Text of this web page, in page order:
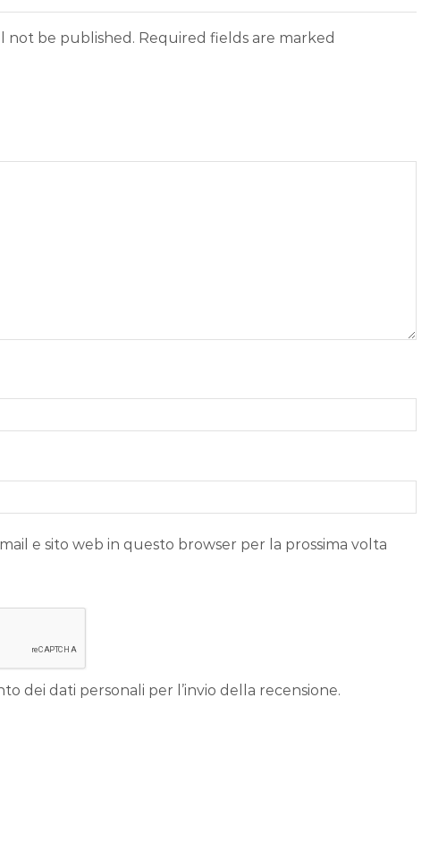
not be published. Required fields are marked
e sito web in questo browser per la prossima volta
dei dati personali per l’invio della recensione.